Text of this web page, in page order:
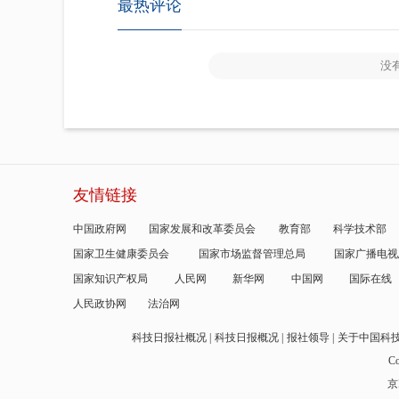
最热评论
没
友情链接
中国政府网 国家发展和改革委员会 教育部
科学技术部
国家卫生健康委员会
国家市场监督管理总局
国家广播电
国家知识产权局
人民网 新华网 中国网
国际在线
人民政协网
法治网
科技日报社概况 科技日报概况 报社领导
关于中国科